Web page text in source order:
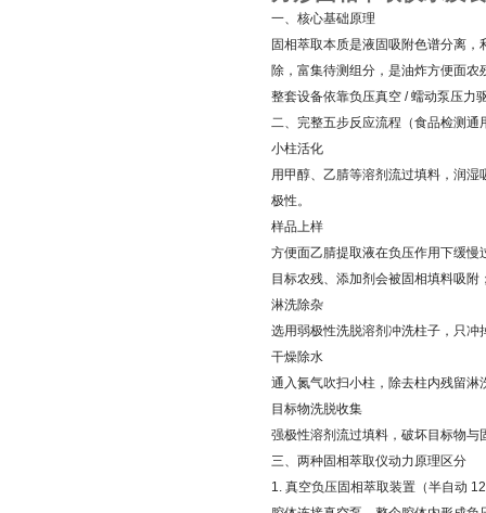
一、核心基础原理
固相萃取本质是液固吸附色谱分离
除，富集待测组分，是油炸方便面
整套设备依靠负压真空 / 蠕动泵压力
二、完整五步反应流程（食品检测通
小柱活化
用甲醇、乙腈等溶剂流过填料，润
极性。
样品上样
方便面乙腈提取液在负压作用下缓慢
目标农残、添加剂会被固相填料吸
淋洗除杂
选用弱极性洗脱溶剂冲洗柱子，只
干燥除水
通入氮气吹扫小柱，除去柱内残留
目标物洗脱收集
强极性溶剂流过填料，破坏目标物
三、两种固相萃取仪动力原理区分
1. 真空负压固相萃取装置（半自动